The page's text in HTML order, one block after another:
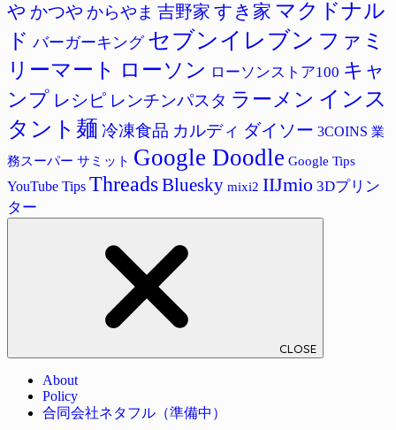
や かつや からやま 吉野家 すき家 マクドナル
ド バーガーキング セブンイレブン ファミ
リーマート ローソン ローソンストア100 キャ
ンプ レシピ レンチンパスタ ラーメン インス
タント麺 冷凍食品 カルディ ダイソー 3COINS 業
務スーパー サミット Google Doodle Google Tips
YouTube Tips ThreadsBluesky mixi2 IIJmio 3Dプリン
ター
CLOSE
About
Policy
合同会社ネタフル（準備中）